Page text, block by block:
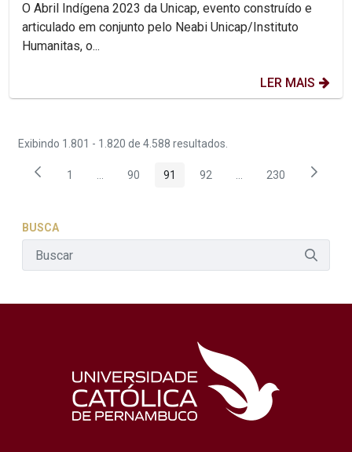
O Abril Indígena 2023 da Unicap, evento construído e
articulado em conjunto pelo Neabi Unicap/Instituto
Humanitas, o...
LER MAIS
Exibindo 1.801 - 1.820 de 4.588 resultados.
Página
1 ...Páginas intermediárias Usar ABA para navegar.
Página
90 Página
91 Página
92 ...PáginasPágina
230
BUSCA